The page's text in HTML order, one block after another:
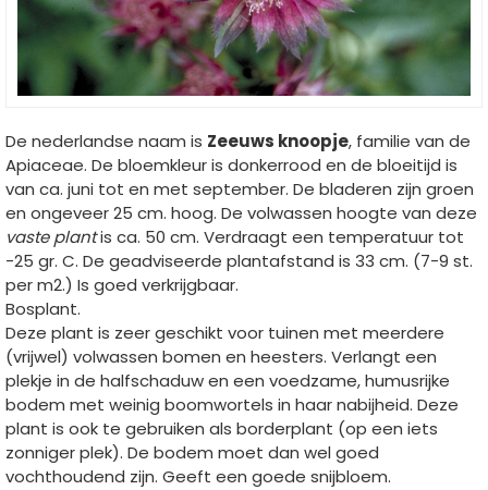
De nederlandse naam is Zeeuws knoopje, familie van de
Apiaceae. De bloemkleur is donkerrood en de bloeitijd is
van ca. juni tot en met september. De bladeren zijn groen
en ongeveer 25 cm. hoog. De volwassen hoogte van deze
vaste plantis ca. 50 cm. Verdraagt een temperatuur tot
-25 gr. C. De geadviseerde plantafstand is 33 cm. (7-9 st.
per m2.) Is goed verkrijgbaar.
Bosplant.
Deze plant is zeer geschikt voor tuinen met meerdere
(vrijwel) volwassen bomen en heesters. Verlangt een
plekje in de halfschaduw en een voedzame, humusrijke
bodem met weinig boomwortels in haar nabijheid. Deze
plant is ook te gebruiken als borderplant (op een iets
zonniger plek). De bodem moet dan wel goed
vochthoudend zijn. Geeft een goede snijbloem.